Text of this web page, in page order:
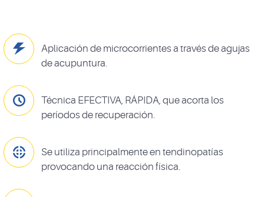

Aplicación de microcorrientes a través de agujas
de acupuntura.

Técnica EFECTIVA, RÁPIDA, que acorta los
períodos de recuperación.

Se utiliza principalmente en tendinopatías
provocando una reacción física.